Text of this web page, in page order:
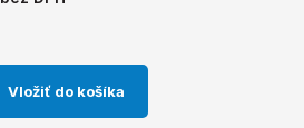
Vložiť do košíka